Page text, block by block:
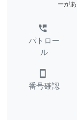
ーが
perm_phone_msg
パトロー
ル
smartphone
番号確認